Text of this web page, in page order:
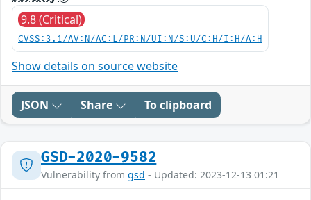
9.8 (Critical)
CVSS:3.1/AV:N/AC:L/PR:N/UI:N/S:U/C:H/I:H/A:H
Show details on source website
JSON Share To clipboard
GSD-2020-9582
Vulnerability from gsd - Updated: 2023-12-13 01:21